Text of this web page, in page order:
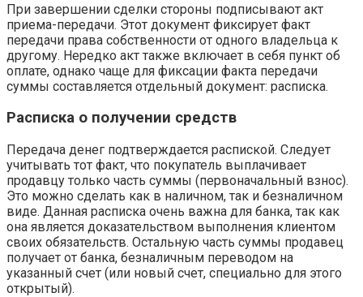
При завершении сделки стороны подписывают акт
приема-передачи. Этот документ фиксирует факт
передачи права собственности от одного владельца к
другому. Нередко акт также включает в себя пункт об
оплате, однако чаще для фиксации факта передачи
суммы составляется отдельный документ: расписка.
Расписка о получении средств
Передача денег подтверждается распиской. Следует
учитывать тот факт, что покупатель выплачивает
продавцу только часть суммы (первоначальный взнос).
Это можно сделать как в наличном, так и безналичном
виде. Данная расписка очень важна для банка, так как
она является доказательством выполнения клиентом
своих обязательств. Остальную часть суммы продавец
получает от банка, безналичным переводом на
указанный счет (или новый счет, специально для этого
открытый).